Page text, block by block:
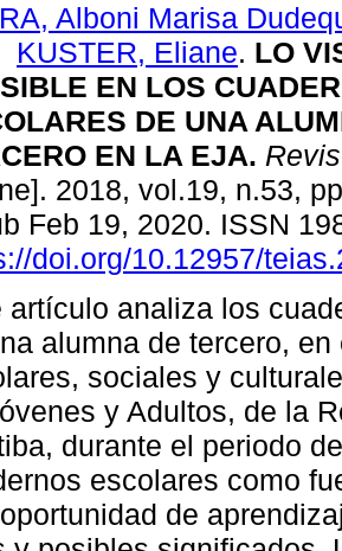
Alboni Marisa
KUSTER, Eliane. LO
EN LOS
DE UNA
EN LA EJA.
2018, vol.19, n.53,
Feb 19, 2020. ISSN
doi.org/10.12957/
artículo analiza los
alumna de tercero,
sociales y
y Adultos, de la
durante el periodo
escolares como
de